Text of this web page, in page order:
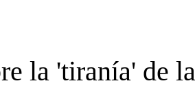
la 'tiranía' de la